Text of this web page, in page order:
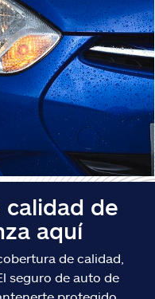
de
aquí
de calidad,
seguro de auto de
protegido